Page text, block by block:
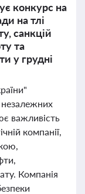
конкурс на
на тлі
санкцій
та
у грудні
важливість
компанії,
Компанія